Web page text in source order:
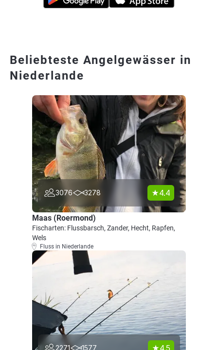
Beliebteste Angelgewässer in
Niederlande
3076 3278 4.4
Maas (Roermond)
Fischarten: Flussbarsch, Zander, Hecht, Rapfen,
Wels
Fluss in Niederlande
2271 1577 4.5